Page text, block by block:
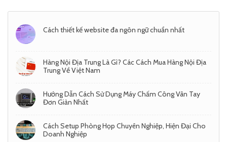
Cách thiết kế website đa ngôn ngữ chuẩn nhất
Hàng Nội Địa Trung Là Gì? Các Cách Mua Hàng Nội Địa
Trung Về Việt Nam
Hướng Dẫn Cách Sử Dụng Máy Chấm Công Vân Tay
Đơn Giản Nhất
Cách Setup Phòng Họp Chuyên Nghiệp, Hiện Đại Cho
Doanh Nghiệp